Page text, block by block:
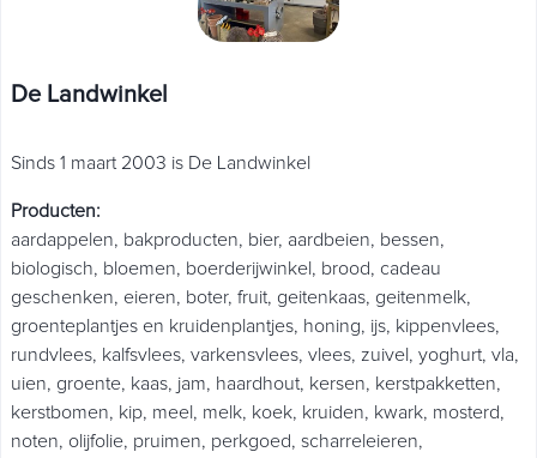
De Landwinkel
Sinds 1 maart 2003 is De Landwinkel
Producten:
aardappelen, bakproducten, bier, aardbeien, bessen,
biologisch, bloemen, boerderijwinkel , brood, cadeau
geschenken, eieren, boter, fruit, geitenkaas, geitenmelk,
groenteplantjes en kruidenplantjes, honing, ijs, kippenvlees,
rundvlees, kalfsvlees, varkensvlees, vlees, zuivel , yoghurt, vla,
uien, groente, kaas, jam, haardhout, kersen, kerstpakketten,
kerstbomen, kip, meel , melk, koek, kruiden, kwark, mosterd,
noten, olijfolie, pruimen, perkgoed, scharreleieren,